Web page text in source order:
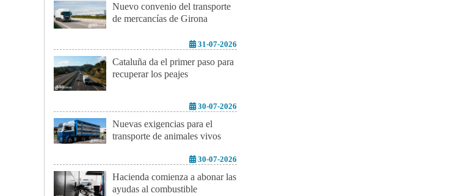
Nuevo convenio del transporte
de mercancías de Girona
31-07-2026
Cataluña da el primer paso para
recuperar los peajes
30-07-2026
Nuevas exigencias para el
transporte de animales vivos
30-07-2026
Hacienda comienza a abonar las
ayudas al combustible